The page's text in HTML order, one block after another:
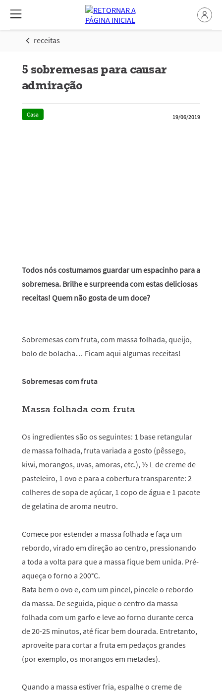
receitas
5 sobremesas para causar
admiração
Casa 19/06/2019
Todos nós costumamos guardar um espacinho para a
sobremesa. Brilhe e surpreenda com estas deliciosas
receitas! Quem não gosta de um doce?
Sobremesas com fruta, com massa folhada, queijo,
bolo de bolacha… Ficam aqui algumas receitas!
Sobremesas com fruta
Massa folhada com fruta
Os ingredientes são os seguintes: 1 base retangular
de massa folhada, fruta variada a gosto (pêssego,
kiwi, morangos, uvas, amoras, etc.), ½ L de creme de
pasteleiro, 1 ovo e para a cobertura transparente: 2
colheres de sopa de açúcar, 1 copo de água e 1 pacote
de gelatina de aroma neutro.
Comece por estender a massa folhada e faça um
rebordo, virado em direção ao centro, pressionando
a toda a volta para que a massa fique bem unida. Pré-
aqueça o forno a 200°C.
Bata bem o ovo e, com um pincel, pincele o rebordo
da massa. De seguida, pique o centro da massa
folhada com um garfo e leve ao forno durante cerca
de 20-25 minutos, até ficar bem dourada. Entretanto,
aproveite para cortar a fruta em pedaços grandes
(por exemplo, os morangos em metades).
Quando a massa estiver fria, espalhe o creme de